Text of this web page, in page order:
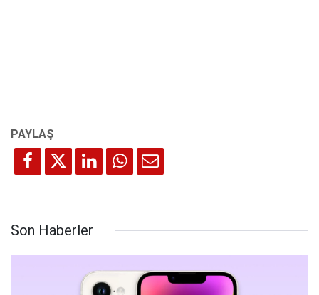
Son Haberler